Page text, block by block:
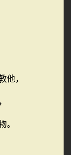
，